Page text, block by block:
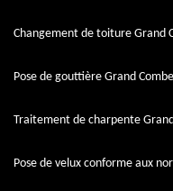
Changement de toiture Grand
Pose de gouttière Grand
Traitement de charpente
Pose de velux conforme aux